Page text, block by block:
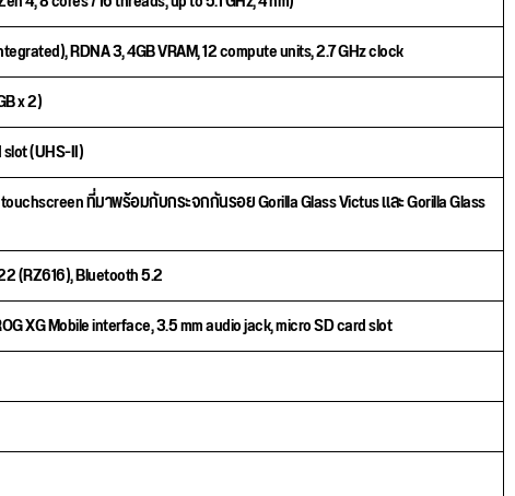
RDNA 3, 4GB VRAM, 12 compute units, 2.7 GHz clock
x 2)
(UHS-II)
ที่มาพร้อมกับกระจกกันรอย Gorilla Glass Victus และ Gorilla Glass
(RZ616), Bluetooth 5.2
XG Mobile interface, 3.5 mm audio jack, micro SD card slot